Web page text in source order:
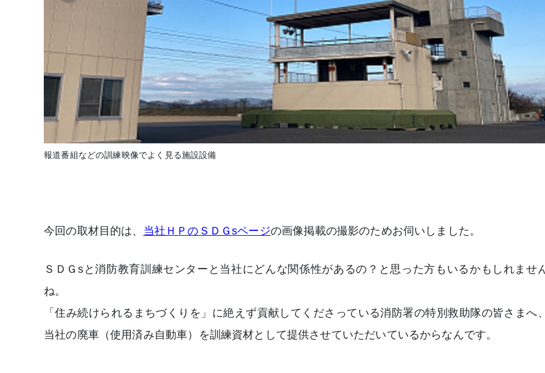
報道番組などの訓練映像でよく見る施設設備
今回の取材目的は、 当社ＨＰのＳＤＧsページの画像掲載の撮影のためお伺いしました。
ＳＤＧsと消防教育訓練センターと当社にどんな関係性があるの？と思った方もいるかもしれませ
ね。
「住み続けられるまちづくりを」に絶えず貢献してくださっている消防署の特別救助隊の皆さまへ
当社の廃車（使用済み自動車）を訓練資材として提供させていただいているからなんです。